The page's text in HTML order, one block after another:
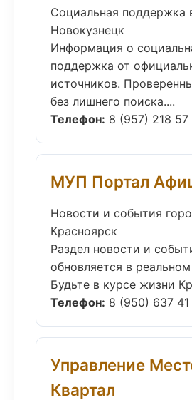
Социальная поддержка
Новокузнецк
Информация о
поддержка от
источников.
без лишнего поиска....
Телефон: 8 (957) 218 57
МУП Портал
Новости и события
Красноярск
Раздел новости и
обновляется в
Будьте в курсе жизни
Телефон: 8 (950) 637 41
Управление
Квартал